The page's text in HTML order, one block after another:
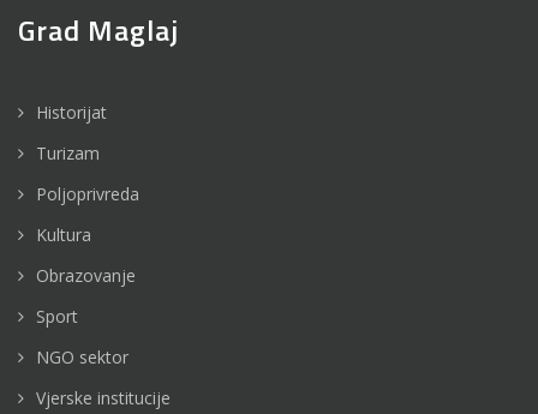
Grad Maglaj
Historijat
Turizam
Poljoprivreda
Kultura
Obrazovanje
Sport
NGO sektor
Vjerske institucije